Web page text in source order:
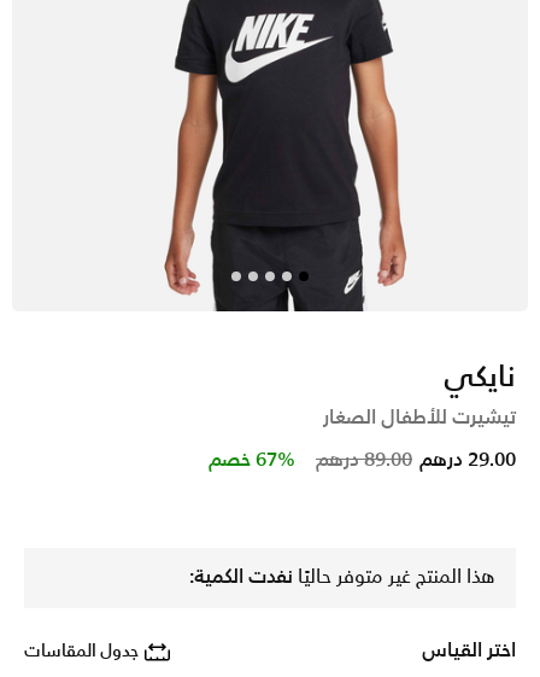
نايكي
تيشيرت للأطفال الصغار
Price reduced from
89.00 درهم to 29.00 درهم 67% خصم
هذا المنتج غير متوفر حاليًا نفدت الكمية:
اختر القياس جدول المقاسات